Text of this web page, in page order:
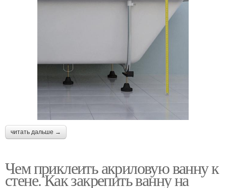
читать дальше →
Чем приклеить акриловую ванну к
стене. Как закрепить ванну на